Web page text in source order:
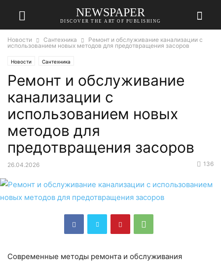
NEWSPAPER
DISCOVER THE ART OF PUBLISHING
Новости Сантехника
Ремонт и обслуживание канализации с
использованием новых методов для предотвращения засоров
Новости Сантехника
Ремонт и обслуживание
канализации с
использованием новых
методов для
предотвращения засоров
26.04.2026 136
Современные методы ремонта и обслуживания